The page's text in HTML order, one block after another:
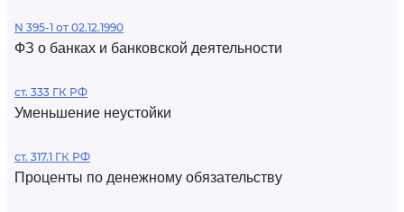
N 395-1 от 02.12.1990
ФЗ о банках и банковской деятельности
ст. 333 ГК РФ
Уменьшение неустойки
ст. 317.1 ГК РФ
Проценты по денежному обязательству